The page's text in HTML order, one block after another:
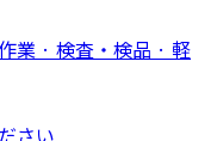
業 · 検査・検品 · 軽
さい